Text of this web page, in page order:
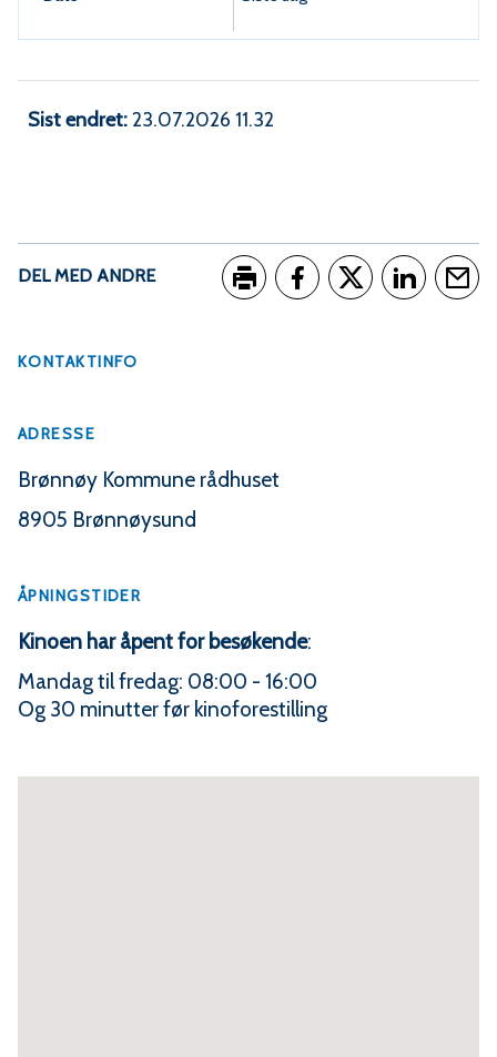
Sist endret 23.07.2026 11.32
DEL MED ANDRE
KONTAKTINFO
ADRESSE
Brønnøy Kommune rådhuset
8905 Brønnøysund
ÅPNINGSTIDER
Kinoen har åpent for besøkende:
Mandag til fredag: 08:00 - 16:00
Og 30 minutter før kinoforestilling